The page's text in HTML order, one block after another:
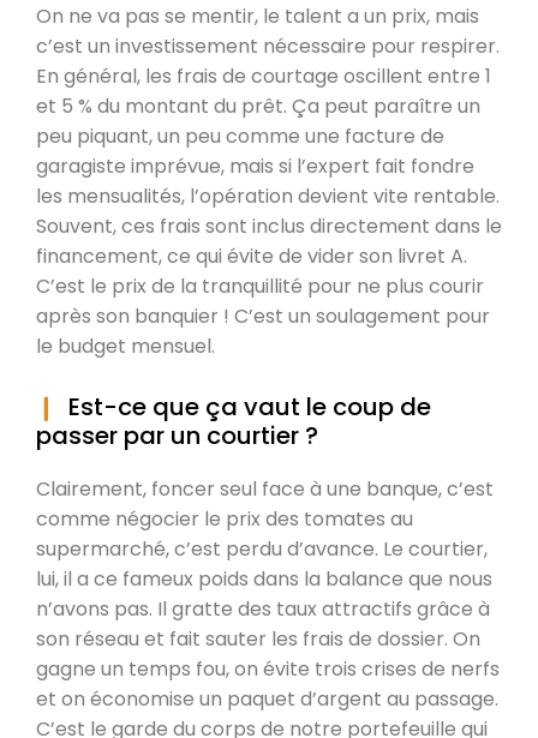
On ne va pas se mentir, le talent a un prix, mais
c’est un investissement nécessaire pour respirer.
En général, les frais de courtage oscillent entre 1
et 5 % du montant du prêt. Ça peut paraître un
peu piquant, un peu comme une facture de
garagiste imprévue, mais si l’expert fait fondre
les mensualités, l’opération devient vite rentable.
Souvent, ces frais sont inclus directement dans le
financement, ce qui évite de vider son livret A.
C’est le prix de la tranquillité pour ne plus courir
après son banquier ! C’est un soulagement pour
le budget mensuel.
Est-ce que ça vaut le coup de
passer par un courtier ?
Clairement, foncer seul face à une banque, c’est
comme négocier le prix des tomates au
supermarché, c’est perdu d’avance. Le courtier,
lui, il a ce fameux poids dans la balance que nous
n’avons pas. Il gratte des taux attractifs grâce à
son réseau et fait sauter les frais de dossier. On
gagne un temps fou, on évite trois crises de nerfs
et on économise un paquet d’argent au passage.
C’est le garde du corps de notre portefeuille qui